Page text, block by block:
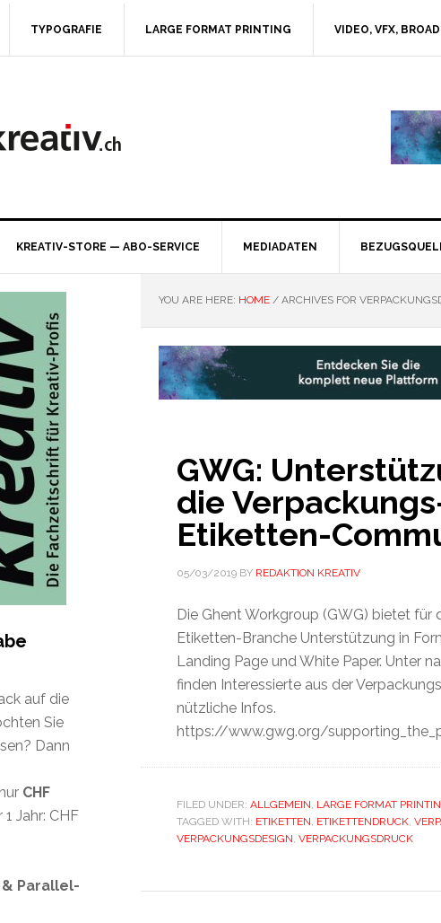
TYPOGRAFIE LARGE FORMAT PRINTING VIDEO, VFX,
KREATIV-STORE — ABO-SERVICE MEDIADATEN
YOU ARE HERE: HOME /ARCHIVES FOR
GWG:
die
Etiketten-
05/03/2019BY REDAKTION KREATIV
Die Ghent Workgroup (GWG) bietet für
Etiketten-Branche Unterstützung in
Landing Page und White Paper. Unter
finden Interessierte aus der
nützliche Infos.
https://www.gwg.org/
FILED UNDER: ALLGEMEIN, LARGE FORMAT
TAGGED WITH: ETIKETTEN, ETIKETTENDRUCK,
VERPACKUNGSDESIGN, VERPACKUNGSDRUCK
auf die
Sie
Dann
nur CHF
Jahr: CHF
& Parallel-